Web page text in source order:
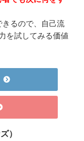
きるので、自己流
を試してみる価値
）